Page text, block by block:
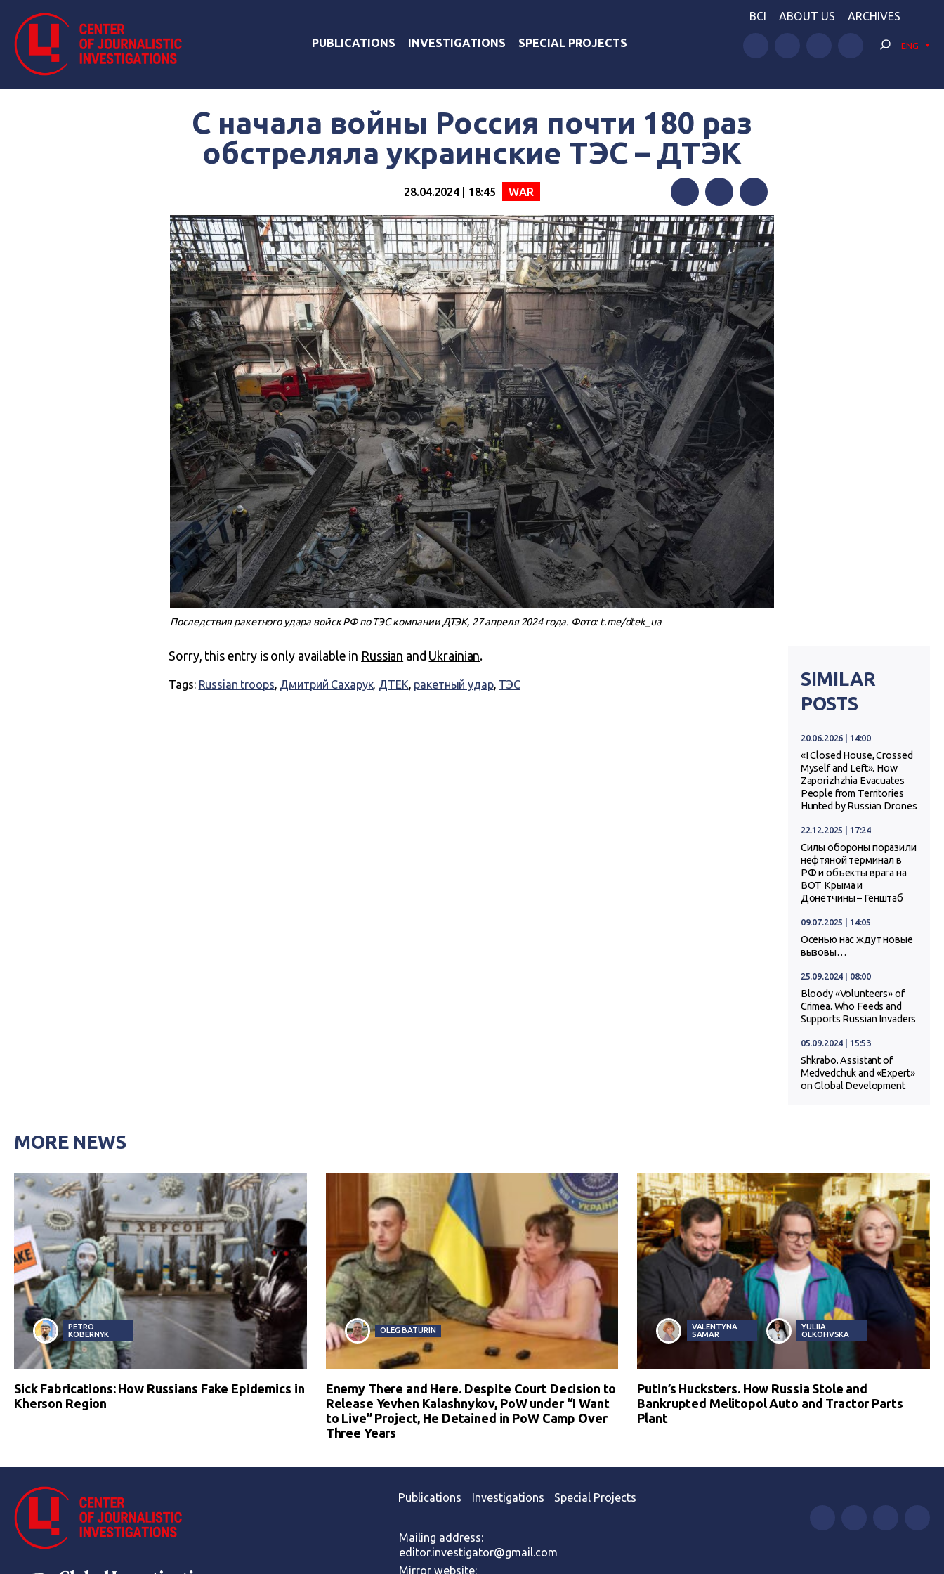
PUBLICATIONS INVESTIGATIONS SPECIAL PROJECTS
BCI ABOUT US ARCHIVES
ENG
С начала войны Россия почти 180 раз
обстреляла украинские ТЭС – ДТЭК
28.04.2024 | 18:45 WAR
FacebookTwitterTelegram
Последствия ракетного удара войск РФ по ТЭС компании ДТЭК, 27 апреля 2024 года. Фото: t.me/dtek_ua
Sorry, this entry is only available in Russian and Ukrainian.
Tags: Russian troops, Дмитрий Сахарук, ДТЕК, ракетный удар, ТЭС
SIMILAR
POSTS
20.06.2026 | 14:00
«I Closed House, Crossed
Myself and Left». How
Zaporizhzhia Evacuates
People from Territories
Hunted by Russian Drones
22.12.2025 | 17:24
Силы обороны поразили
нефтяной терминал в
РФ и объекты врага на
ВОТ Крыма и
Донетчины – Генштаб
09.07.2025 | 14:05
Осенью нас ждут новые
вызовы…
25.09.2024 | 08:00
Bloody «Volunteers» of
Crimea. Who Feeds and
Supports Russian Invaders
05.09.2024 | 15:53
Shkrabo. Assistant of
Medvedchuk and «Expert»
on Global Development
MORE NEWS
PETRO
KOBERNYK
Sick Fabrications: How Russians Fake Epidemics in
Kherson Region
OLEG BATURIN
Enemy There and Here. Despite Court Decision to
Release Yevhen Kalashnykov, PoW under “I Want
to Live” Project, He Detained in PoW Camp Over
Three Years
VALENTYNA
SAMAR
YULIIA
OLKOHVSKA
Putin’s Hucksters. How Russia Stole and
Bankrupted Melitopol Auto and Tractor Parts
Plant
Publications Investigations Special Projects
Mailing address:
editor.investigator@gmail.com
Mirror website: